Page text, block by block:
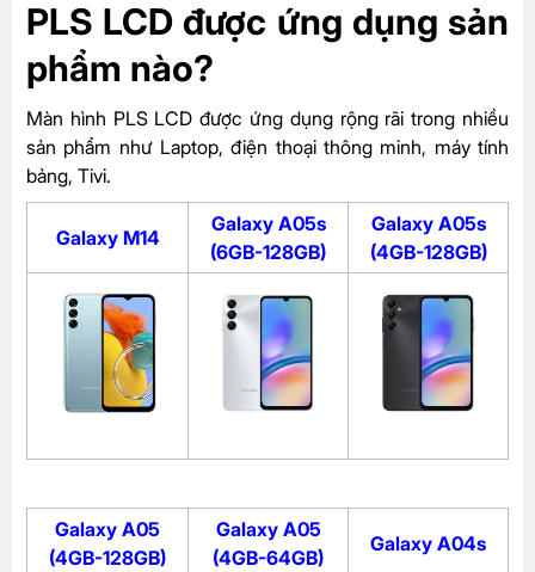
PLS LCD được ứng dụng sản
phẩm nào?
Màn hình PLS LCD được ứng dụng rộng rãi trong nhiều
sản phẩm như Laptop, điện thoại thông minh, máy tính
bảng, Tivi.
Galaxy M14
Galaxy A05s
(6GB-128GB)
Galaxy A05s
(4GB-128GB)
Galaxy A05
(4GB-128GB)
Galaxy A05
(4GB-64GB)
Galaxy A04s